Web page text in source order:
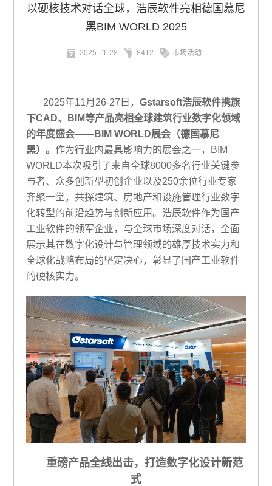
以硬核技术对话全球，浩辰软件亮相德国慕尼
黑BIM WORLD 2025
2025-11-28 8412 市场活动
2025年11月26-27日，Gstarsoft浩辰软件携旗
下CAD、BIM等产品亮相全球建筑行业数字化领域
的年度盛会——BIM WORLD展会（德国慕尼
黑）。作为行业内最具影响力的展会之一， BIM
WORLD本次吸引了来自全球8000多名行业关键参
与者、众多创新型初创企业以及250余位行业专家
齐聚一堂，共探建筑、房地产和设施管理行业数字
化转型的前沿趋势与创新应用。浩辰软件作为国产
工业软件的领军企业，与全球市场深度对话，全面
展示其在数字化设计与管理领域的雄厚技术实力和
全球化战略布局的坚定决心，彰显了国产工业软件
的硬核实力。
重磅产品全线出击，打造数字化设计新范
式